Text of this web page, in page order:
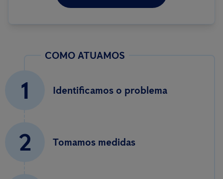
COMO ATUAMOS
1 Identificamos o problema
2 Tomamos medidas